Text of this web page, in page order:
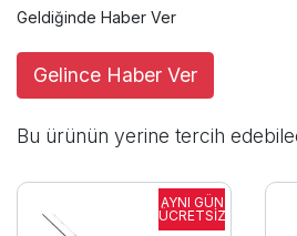
Geldiğinde Haber Ver
Gelince Haber Ver
Bu ürünün yerine tercih